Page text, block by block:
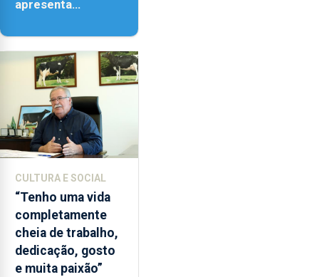
apresenta
Paisagem’
CULTURA E SOCIAL
“Tenho uma vida
completamente
cheia de trabalho,
dedicação, gosto
e muita paixão”